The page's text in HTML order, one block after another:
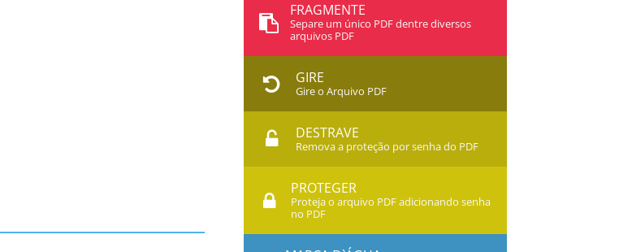
FRAGMENTE
Separe um único PDF dentre diversos
arquivos PDF
GIRE
Gire o Arquivo PDF
DESTRAVE
Remova a proteção por senha do PDF
PROTEGER
Proteja o arquivo PDF adicionando senha
no PDF